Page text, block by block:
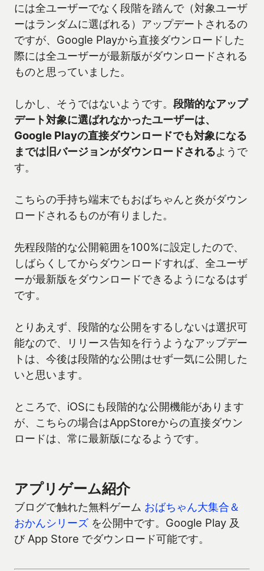
には全ユーザーでなく段階を踏んで（対象ユーザ
ーはランダムに選ばれる）アップデートされるの
ですが、Google Playから直接ダウンロードした
際には全ユーザーが最新版がダウンロードされる
ものと思っていました。
しかし、そうではないようです。 段階的なアップ
デート対象に選ばれなかったユーザーは、
Google Playの直接ダウンロードでも対象になる
までは旧バージョンがダウンロードされるようで
す。
こちらの手持ち端末でもおばちゃんと炎がダウン
ロードされるものが有りました。
先程段階的な公開範囲を100%に設定したので、
しばらくしてからダウンロードすれば、全ユーザ
ーが最新版をダウンロードできるようになるはず
です。
とりあえず、段階的な公開をするしないは選択可
能なので、リリース告知を行うようなアップデー
トは、今後は段階的な公開はせず一気に公開した
いと思います。
ところで、iOSにも段階的な公開機能があります
が、こちらの場合はAppStoreからの直接ダウン
ロードは、常に最新版になるようです。
アプリゲーム紹介
ブログで触れた無料ゲーム おばちゃん大集合＆
おかんシリーズ を公開中です。Google Play 及
び App Store でダウンロード可能です。